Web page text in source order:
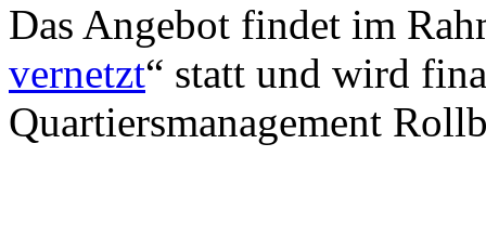
Das Angebot findet im
vernetzt“ statt und wird
Quartiersmanagement